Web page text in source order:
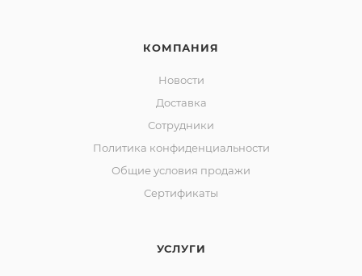
КОМПАНИЯ
Новости
Доставка
Сотрудники
Политика конфиденциальности
Общие условия продажи
Сертификаты
УСЛУГИ